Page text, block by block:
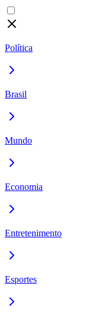
Política
Brasil
Mundo
Economia
Entretenimento
Esportes